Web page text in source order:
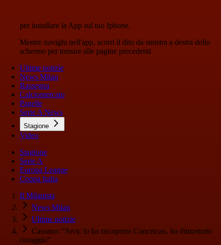
per installare la App sul tuo Iphone.
Mentre navighi nell'app, scorri il dito da sinistra a destra dello
schermo per tornare alle pagine precedenti
Ultime notizie
News Milan
Rassegna
Calciomercato
Pagelle
Serie A News
Stagione
Video
Stagione
Serie A
Europa League
Coppa Italia
Il Milanista
News Milan
Ultime notizie
Cassano: “Jovic lo ha riscoperto Conceicao, ha dimostrato
coraggio”